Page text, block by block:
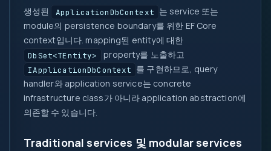
생성된 ApplicationDbContext 는 service 또는
module의 persistence boundary를 위한 EF Core
context입니다. mapping된 entity에 대한
DbSet<TEntity> property를 노출하고
IApplicationDbContext 를 구현하므로, query
handler와 application service는 concrete
infrastructure class가 아니라 application abstraction에
의존할 수 있습니다.
Traditional services 및 modular services